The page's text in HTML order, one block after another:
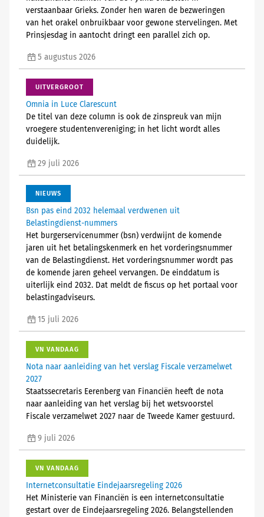
verstaanbaar Grieks. Zonder hen waren de bezweringen
van het orakel onbruikbaar voor gewone stervelingen. Met
Prinsjesdag in aantocht dringt een parallel zich op.
5 augustus 2026
UITVERGROOT
Omnia in Luce Clarescunt
De titel van deze column is ook de zinspreuk van mijn
vroegere studentenvereniging; in het licht wordt alles
duidelijk.
29 juli 2026
NIEUWS
Bsn pas eind 2032 helemaal verdwenen uit
Belastingdienst-nummers
Het burgerservicenummer (bsn) verdwijnt de komende
jaren uit het betalingskenmerk en het vorderingsnummer
van de Belastingdienst. Het vorderingsnummer wordt pas
de komende jaren geheel vervangen. De einddatum is
uiterlijk eind 2032. Dat meldt de fiscus op het portaal voor
belastingadviseurs.
15 juli 2026
VN VANDAAG
Nota naar aanleiding van het verslag Fiscale verzamelwet
2027
Staatssecretaris Eerenberg van Financiën heeft de nota
naar aanleiding van het verslag bij het wetsvoorstel
Fiscale verzamelwet 2027 naar de Tweede Kamer gestuurd.
9 juli 2026
VN VANDAAG
Internetconsultatie Eindejaarsregeling 2026
Het Ministerie van Financiën is een internetconsultatie
gestart over de Eindejaarsregeling 2026. Belangstellenden